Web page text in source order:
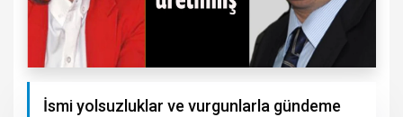
İsmi yolsuzluklar ve vurgunlarla gündeme